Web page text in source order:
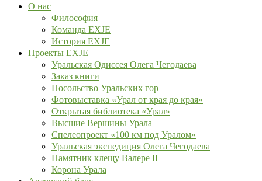
О нас
Философия
Команда EXJE
История EXJE
Проекты EXJE
Уральская Одиссея Олега Чегодаева
Заказ книги
Посольство Уральских гор
Фотовыставка «Урал от края до края»
Открытая библиотека «Урал»
Высшие Вершины Урала
Спелеопроект «100 км под Уралом»
Уральская экспедиция Олега Чегодаева
Памятник клещу Валере II
Корона Урала